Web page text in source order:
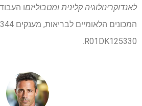
לאנדוקרינולוגיה קלינית ומטבוליזםו
R01DK125330.